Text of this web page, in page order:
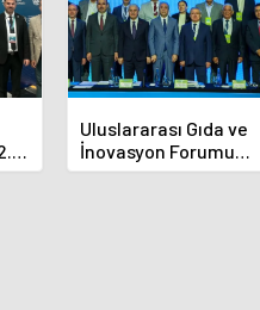
Uluslararası Gıda ve
İnovasyon Forumu
Selçuklu'da Başladı